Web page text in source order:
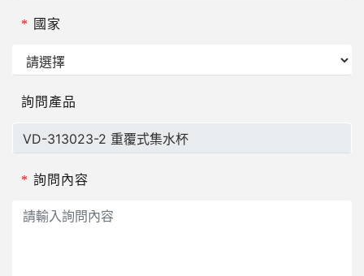
* 國家
詢問產品
* 詢問內容